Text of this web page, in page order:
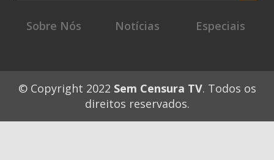
Sobre Nós
Notícias Especiais
© Copyright 2022 Sem Censura TV. Todos os
direitos reservados.